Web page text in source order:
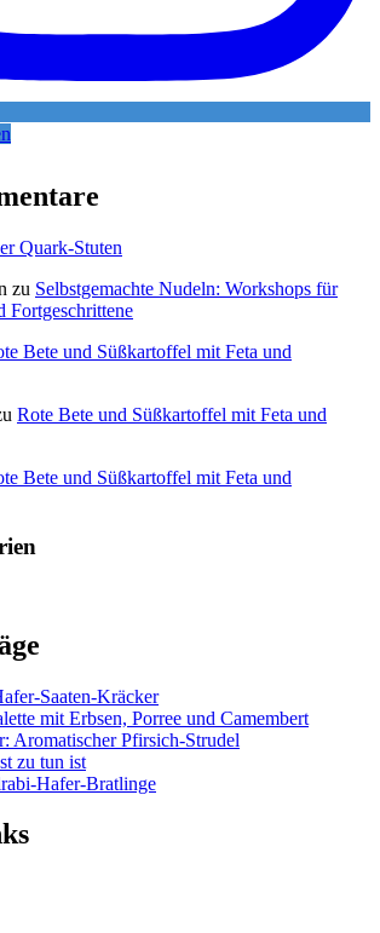
Quark-Stuten
zu Selbstgemachte Nudeln: Workshops für
Fortgeschrittene
Bete und Süßkartoffel mit Feta und
Rote Bete und Süßkartoffel mit Feta und
Bete und Süßkartoffel mit Feta und
Saaten-Kräcker
mit Erbsen, Porree und Camembert
Aromatischer Pfirsich-Strudel
zu tun ist
Hafer-Bratlinge